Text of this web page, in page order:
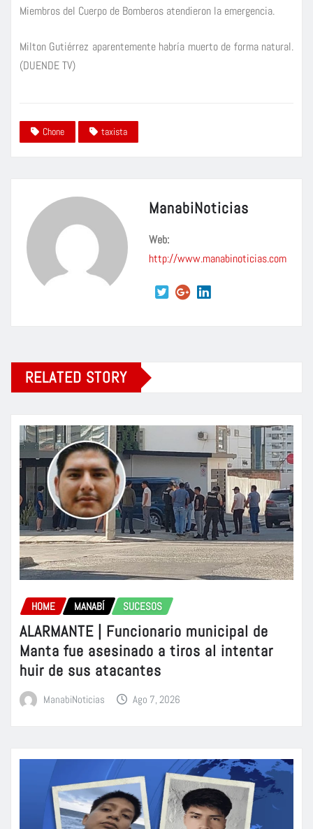
Miembros del Cuerpo de Bomberos atendieron la emergencia.
Milton Gutiérrez aparentemente habría muerto de forma natural.
(DUENDE TV)
Chone taxista
ManabiNoticias
Web:
http://www.manabinoticias.com
RELATED STORY
HOME MANABÍ SUCESOS
ALARMANTE | Funcionario municipal de
Manta fue asesinado a tiros al intentar
huir de sus atacantes
ManabiNoticias Ago 7, 2026